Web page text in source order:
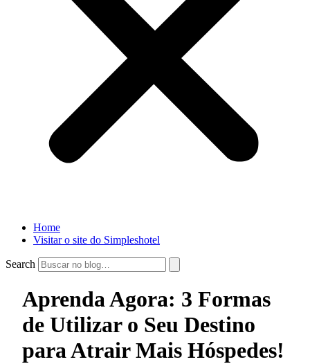
Home
Visitar o site do Simpleshotel
Search
Aprenda Agora: 3 Formas
de Utilizar o Seu Destino
para Atrair Mais Hóspedes!